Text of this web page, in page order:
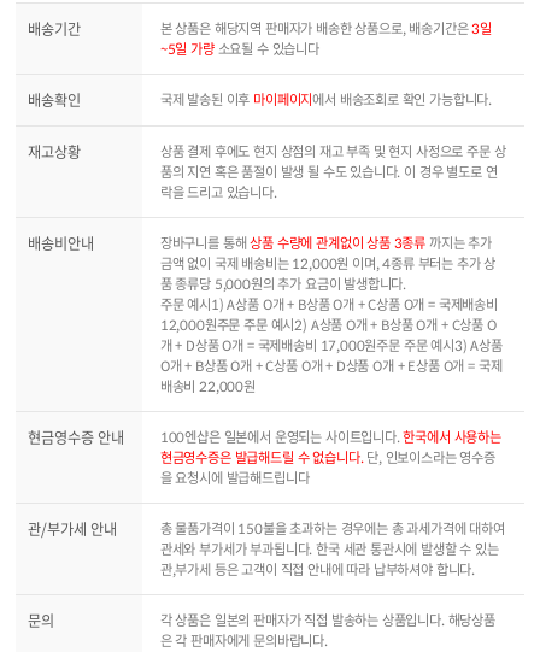
배송기간 본 상품은 해당지역 판매자가 배송한 상품으로, 배송기간은3일
~5일 가량소요될 수 있습니다
배송확인 국제 발송된 이후 마이페이지에서 배송조회로 확인 가능합니다.
재고상황
상품 결제 후에도 현지 상점의 재고 부족 및 현지 사정으로 주문 상
품의 지연 혹은 품절이 발생 될 수도 있습니다. 이 경우 별도로 연
락을 드리고 있습니다.
배송비안내 장바구니를 통해상품 수량에 관계없이 상품 3종류 까지는 추가
금액 없이 국제 배송비는 12,000원 이며, 4종류 부터는 추가 상
품 종류당 5,000원의 추가 요금이 발생합니다.
주문 예시1) A상품 O개 + B상품 O개 + C상품 O개 = 국제배송비
12,000원주문 주문 예시2) A상품 O개 + B상품 O개 + C상품 O
개 + D상품 O개 = 국제배송비 17,000원주문 주문 예시3) A상품
O개 + B상품 O개 + C상품 O개 + D상품 O개 + E상품 O개 = 국제
배송비 22,000원
현금영수증 안내 100엔샵은 일본에서 운영되는 사이트입니다.한국에서 사용하는
현금영수증은 발급해드릴 수 없습니다.단, 인보이스라는 영수증
을 요청시에 발급해드립니다
관/부가세 안내
총 물품가격이 150불을 초과하는 경우에는 총 과세가격에 대하여
관세와 부가세가 부과됩니다. 한국 세관 통관시에 발생할 수 있는
관,부가세 등은 고객이 직접 안내에 따라 납부하셔야 합니다.
문의
각 상품은 일본의 판매자가 직접 발송하는 상품입니다. 해당상품
은 각 판매자에게 문의바랍니다.